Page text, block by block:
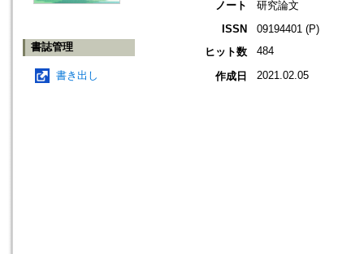
書誌管理
書き出し
ノート
研究論文
ISSN
09194401 (P)
ヒット数
484
作成日 2021.02.05